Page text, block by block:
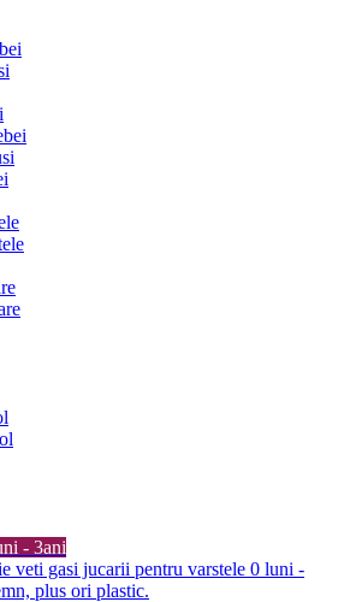
- 3ani
veti gasi jucarii pentru varstele 0 luni -
plus ori plastic.